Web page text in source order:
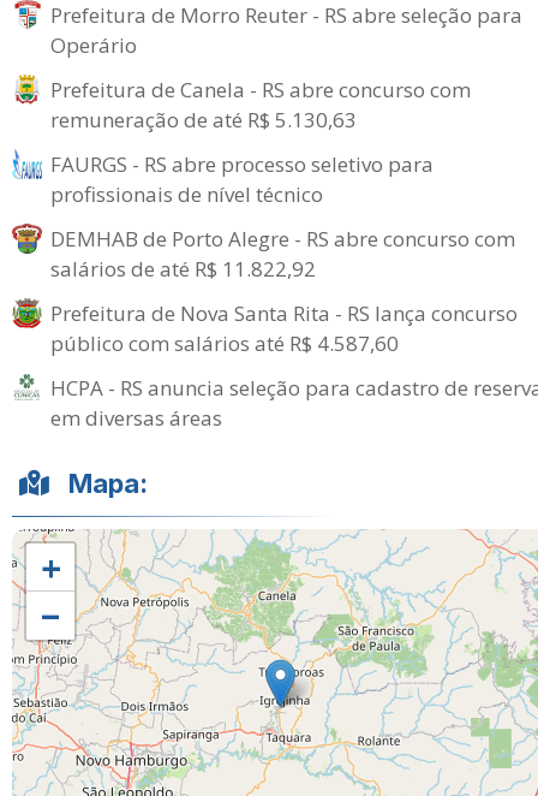
Prefeitura de Morro Reuter - RS abre seleção para
Operário
Prefeitura de Canela - RS abre concurso com
remuneração de até R$ 5.130,63
FAURGS - RS abre processo seletivo para
profissionais de nível técnico
DEMHAB de Porto Alegre - RS abre concurso com
salários de até R$ 11.822,92
Prefeitura de Nova Santa Rita - RS lança concurso
público com salários até R$ 4.587,60
HCPA - RS anuncia seleção para cadastro de
em diversas áreas
Mapa:
+
−